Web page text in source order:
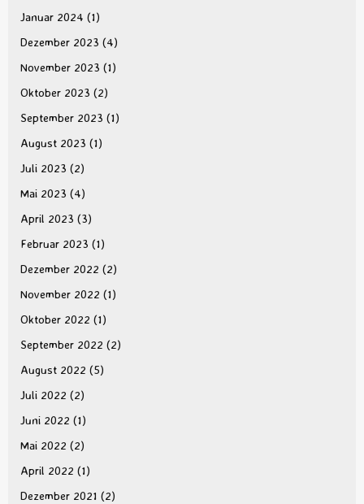
Januar 2024 (1)
Dezember 2023 (4)
November 2023 (1)
Oktober 2023 (2)
September 2023 (1)
August 2023 (1)
Juli 2023 (2)
Mai 2023 (4)
April 2023 (3)
Februar 2023 (1)
Dezember 2022 (2)
November 2022 (1)
Oktober 2022 (1)
September 2022 (2)
August 2022 (5)
Juli 2022 (2)
Juni 2022 (1)
Mai 2022 (2)
April 2022 (1)
Dezember 2021 (2)